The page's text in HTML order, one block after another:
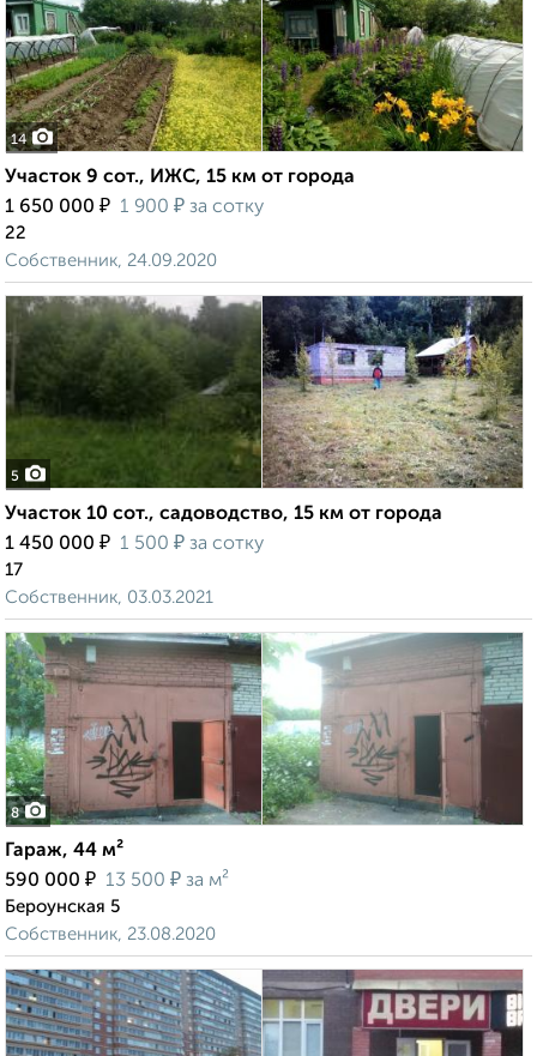
14
Участок 9 сот., ИЖС, 15 км от города
1 650 000 ₽ 1 900 ₽ за сотку
22
Собственник, 24.09.2020
5
Участок 10 сот., садоводство, 15 км от города
1 450 000 ₽ 1 500 ₽ за сотку
17
Собственник, 03.03.2021
8
Гараж, 44 м²
590 000 ₽ 13 500 ₽ за м²
Бероунская 5
Собственник, 23.08.2020